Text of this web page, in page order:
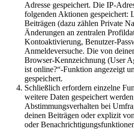
Adresse gespeichert. Die IP-
folgenden Aktionen gespeichert:
Beiträgen (dazu zählen Private
Änderungen an zentralen
Kontoaktivierung, Benutzer-
Anmeldeversuche. Die von
Browser-Kennzeichnung (User
ist online?“-Funktion angezeigt
gespeichert.
Schließlich erfordern einzelne
weitere Daten gespeichert
Abstimmungsverhalten bei
deinen Beiträgen oder explizit
oder